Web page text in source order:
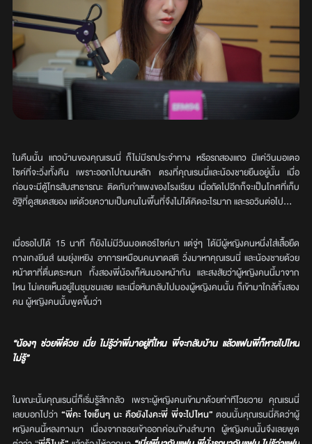
ในคืนนั้น แถวบ้านของคุณเรนนี่ ก็ไม่มีรถประจำทาง หรือรถสองแถว มีแค่วินมอเตอ
ไซค์ที่จะวิ่งทั้งคืน เพราะออกไปถนนหลัก ตรงที่คุณเรนนี่และน้องชายยืนอยู่นั้น เมื่อ
ก่อนจะมีตู้โทรสับสาธารณะ ติดกับกำแพงของโรงเรียน เมื่อถัดไปอีกก็จะเป็นโกศที่เก็บ
อัฐิที่ดูสยดสยอง แต่ด้วยความเป็นคนในพื้นที่จึงไม่ได้คิดอะไรมาก และรอวินต่อไป…
เมื่อรอไปได้ 15 นาที ก็ยังไม่มีวินมอเตอร์ไซค์มา แต่จู่ๆ ได้มีผู้หญิงคนหนึ่งใส่เสื้อยืด
กางเกงยีนส์ ผมยุ่งเหยิง อาการเหมือนคนขาดสติ วิ่งมาหาคุณเรนนี่ และน้องชายด้วย
หน้าตาที่ตื่นตระหนก ทั้งสองพี่น้องก็หันมองหน้ากัน และสงสัยว่าผู้หญิงคนนี้มาจาก
ไหน ไม่เคยเห็นอยู่ในชุมชนเลย และเมื่อหันกลับไปมองผู้หญิงคนนั้น ก็เข้ามาใกล้ทั้งสอง
คน ผู้หญิงคนนั้นพูดขึ้นว่า
“น้องๆ ช่วยพี่ด้วย เนี่ย ไม่รู้ว่าพี่มาอยู่ที่ไหน พี่จะกลับบ้าน แล้วแฟนพี่ก็หายไปไหน
ไม่รู้”
ในขณะนั้นคุณเรนนี่ก็เริ่มรู้สึกกลัว เพราะผู้หญิงคนเข้ามาด้วยท่าทีโวยวาย คุณเรนนี่
เลยบอกไปว่า “พี่คะ ใจเย็นๆ นะ คือยังไงคะพี่ พี่จะไปไหน” ตอนนั้นคุณเรนนี่คิดว่าผู้
หญิงคนนี้หลงทางมา เนื่องจากซอยเข้าออกค่อนข้างลำบาก ผู้หญิงคนนั้นจึงเลยพูด